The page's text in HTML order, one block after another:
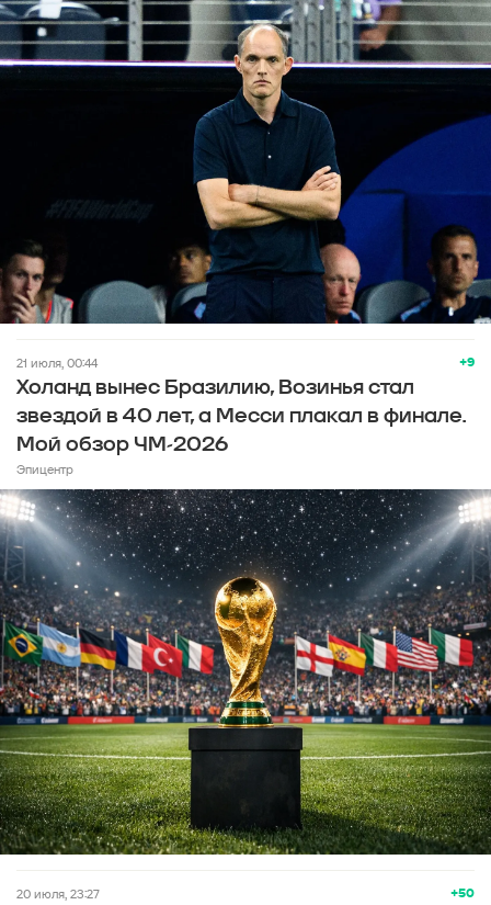
+9
21 июля, 00:44
Холанд вынес Бразилию, Возинья стал
звездой в 40 лет, а Месси плакал в финале.
Мой обзор ЧМ-2026
Эпицентр
+50
20 июля, 23:27